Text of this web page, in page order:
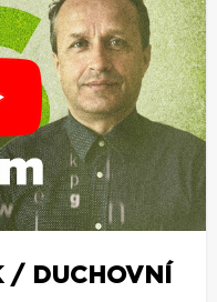
/ DUCHOVNÍ